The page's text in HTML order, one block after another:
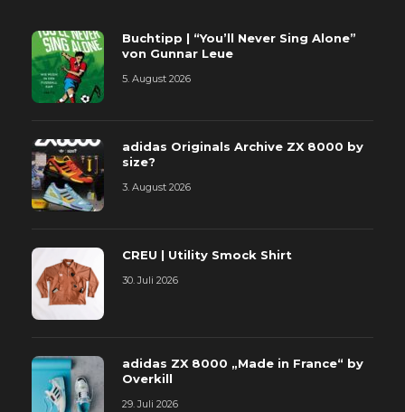
Buchtipp | “You’ll Never Sing Alone”
von Gunnar Leue
5. August 2026
adidas Originals Archive ZX 8000 by
size?
3. August 2026
CREU | Utility Smock Shirt
30. Juli 2026
adidas ZX 8000 „Made in France“ by
Overkill
29. Juli 2026